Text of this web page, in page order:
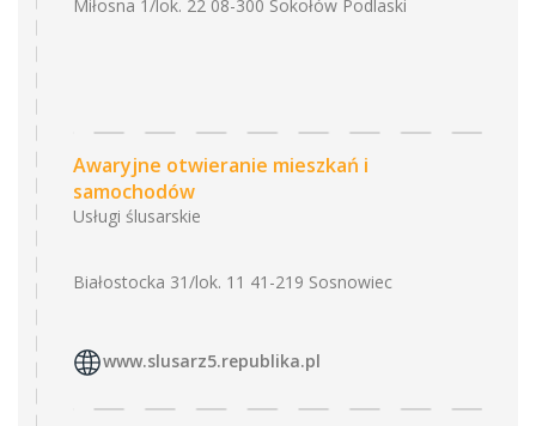
Miłosna 1/lok. 22 08-300 Sokołów Podlaski
Awaryjne otwieranie mieszkań i
samochodów
Usługi ślusarskie
Białostocka 31/lok. 11 41-219 Sosnowiec
www.slusarz5.republika.pl